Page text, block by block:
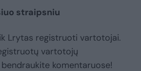
straipsniu
Lrytas registruoti vartotojai.
vartotojų
komentaruose!